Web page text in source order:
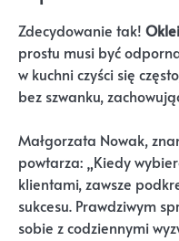
Zdecydowanie tak!
prostu musi być
w kuchni czyści się
bez szwanku,
Małgorzata Nowak,
powtarza: „Kiedy
klientami, zawsze
sukcesu. Prawdziwym
sobie z codziennymi